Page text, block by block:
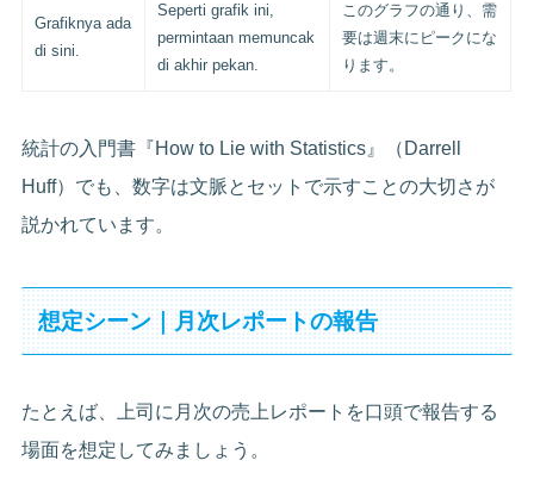
Grafiknya ada
di sini.
Seperti grafik ini,
permintaan memuncak
di akhir pekan.
このグラフの通り、需
要は週末にピークにな
ります。
統計の入門書『How to Lie with Statistics』（Darrell
Huff）でも、数字は文脈とセットで示すことの大切さが
説かれています。
想定シーン｜月次レポートの報告
たとえば、上司に月次の売上レポートを口頭で報告する
場面を想定してみましょう。